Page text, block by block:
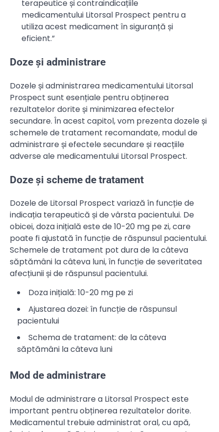
terapeutice și contraindicațiile
medicamentului Litorsal Prospect pentru a
utiliza acest medicament în siguranță și
eficient.”
Doze și administrare
Dozele și administrarea medicamentului Litorsal
Prospect sunt esențiale pentru obținerea
rezultatelor dorite și minimizarea efectelor
secundare. În acest capitol, vom prezenta dozele și
schemele de tratament recomandate, modul de
administrare și efectele secundare și reacțiile
adverse ale medicamentului Litorsal Prospect.
Doze și scheme de tratament
Dozele de Litorsal Prospect variază în funcție de
indicația terapeutică și de vârsta pacientului. De
obicei, doza inițială este de 10-20 mg pe zi, care
poate fi ajustată în funcție de răspunsul pacientului.
Schemele de tratament pot dura de la câteva
săptămâni la câteva luni, în funcție de severitatea
afecțiunii și de răspunsul pacientului.
Doza inițială: 10-20 mg pe zi
Ajustarea dozei: în funcție de răspunsul
pacientului
Schema de tratament: de la câteva
săptămâni la câteva luni
Mod de administrare
Modul de administrare a Litorsal Prospect este
important pentru obținerea rezultatelor dorite.
Medicamentul trebuie administrat oral, cu apă,